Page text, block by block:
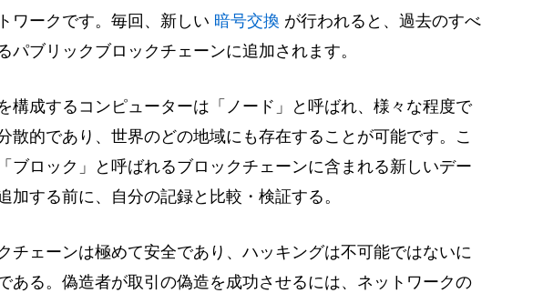
ワークです。毎回、新しい 暗号交換 が行われると、過去のすべ
パブリックブロックチェーンに追加されます。
構成するコンピューターは「ノード」と呼ばれ、様々な程度で
散的であり、世界のどの地域にも存在することが可能です。こ
ブロック」と呼ばれるブロックチェーンに含まれる新しいデー
加する前に、自分の記録と比較・検証する。
チェーンは極めて安全であり、ハッキングは不可能ではないに
ある。偽造者が取引の偽造を成功させるには、ネットワークの